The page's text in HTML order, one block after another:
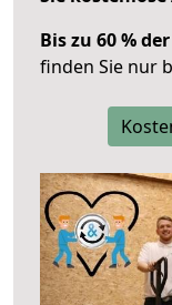
Bis zu 60 %
finden Sie nur